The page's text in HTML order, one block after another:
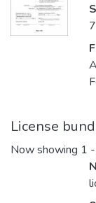
License
Now showing 1